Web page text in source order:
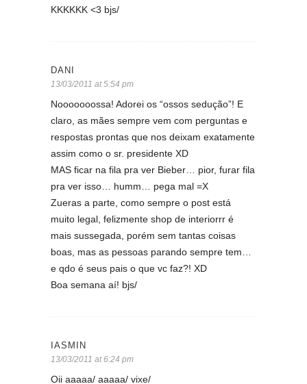
KKKKKK <3 bjs/
DANI
13/03/2011 at 5:54 pm
Nooooooossa! Adorei os “ossos sedução”! E
claro, as mães sempre vem com perguntas e
respostas prontas que nos deixam exatamente
assim como o sr. presidente XD
MAS ficar na fila pra ver Bieber… pior, furar fila
pra ver isso… humm… pega mal =X
Zueras a parte, como sempre o post está
muito legal, felizmente shop de interiorrr é
mais sussegada, porém sem tantas coisas
boas, mas as pessoas parando sempre tem…
e qdo é seus pais o que vc faz?! XD
Boa semana aí! bjs/
IASMIN
13/03/2011 at 6:24 pm
Oii aaaaa/ aaaaa/ vixe/